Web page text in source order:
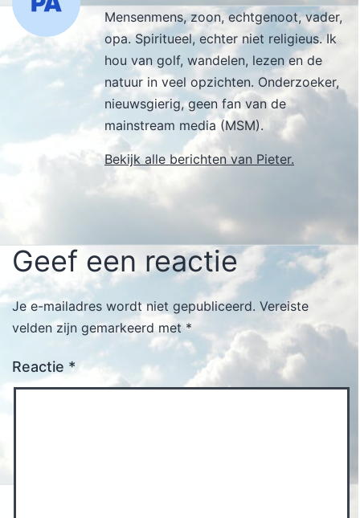
Mensenmens, zoon, echtgenoot, vader,
opa. Spiritueel, echter niet religieus. Ik
hou van golf, wandelen, lezen en de
natuur in veel opzichten. Onderzoeker,
nieuwsgierig, geen fan van de
mainstream media (MSM).
Bekijk alle berichten van Pieter.
Geef een reactie
Je e-mailadres wordt niet gepubliceerd. Vereiste
velden zijn gemarkeerd met*
Reactie *